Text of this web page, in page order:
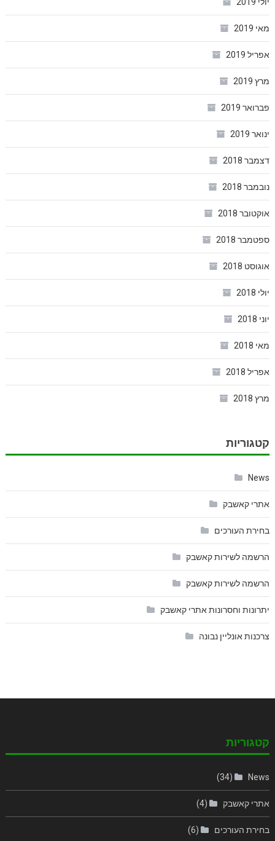
מאי 2019
אפריל 2019
מרץ 2019
פברואר 2019
ינואר 2019
דצמבר 2018
נובמבר 2018
אוקטובר 2018
ספטמבר 2018
אוגוסט 2018
יולי 2018
יוני 2018
מאי 2018
אפריל 2018
מרץ 2018
קטגוריות
News
אתרי קאשבק
בחירת העורכים
הרשמה לשירות קאשבק
הרשמה לשירות קאשבק
יתרונות וחסרונות אתרי קאשבק
צרכנות אונליין נבונה
קטגוריות
News
(34)
אתרי קאשבק (4)
בחירת העורכים (6)